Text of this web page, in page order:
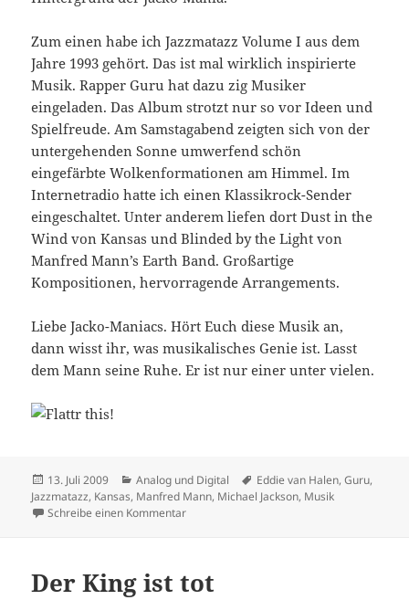
Zum einen habe ich Jazzmatazz Volume I aus dem
Jahre 1993 gehört. Das ist mal wirklich inspirierte
Musik. Rapper Guru hat dazu zig Musiker
eingeladen. Das Album strotzt nur so vor Ideen und
Spielfreude. Am Samstagabend zeigten sich von der
untergehenden Sonne umwerfend schön
eingefärbte Wolkenformationen am Himmel. Im
Internetradio hatte ich einen Klassikrock-Sender
eingeschaltet. Unter anderem liefen dort Dust in the
Wind von Kansas und Blinded by the Light von
Manfred Mann’s Earth Band. Großartige
Kompositionen, hervorragende Arrangements.
Liebe Jacko-Maniacs. Hört Euch diese Musik an,
dann wisst ihr, was musikalisches Genie ist. Lasst
dem Mann seine Ruhe. Er ist nur einer unter vielen.
Veröffentlicht
am
13. Juli 2009 Kategorien
Analog und Digital Schlagwörter
Eddie van Halen,Guru,
Jazzmatazz, Kansas, Manfred Mann, Michael Jackson, Musik
Schreibe einen Kommentarzu Letzte Gedanken
Der King ist tot